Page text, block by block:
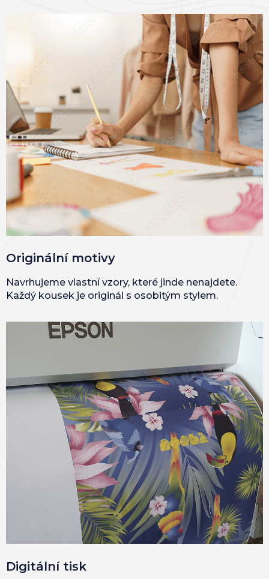
Originální motivy
Navrhujeme vlastní vzory, které jinde nenajdete.
Každý kousek je originál s osobitým stylem.
Digitální tisk